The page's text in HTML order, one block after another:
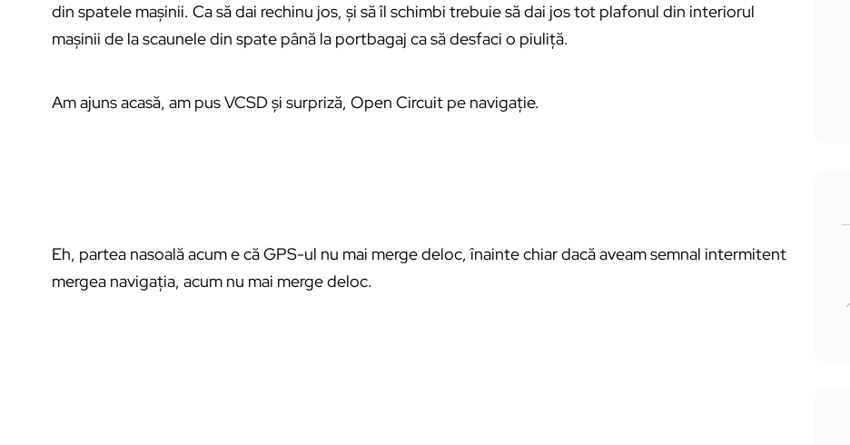
din spatele mașinii. Ca să dai rechinu jos, și să îl schimbi trebuie să dai jos tot plafonul din interiorul
mașinii de la scaunele din spate până la portbagaj ca să desfaci o piuliță.
Am ajuns acasă, am pus VCSD și surpriză, Open Circuit pe navigație.
Eh, partea nasoală acum e că GPS-ul nu mai merge deloc, înainte chiar dacă aveam semnal intermitent
mergea navigația, acum nu mai merge deloc.